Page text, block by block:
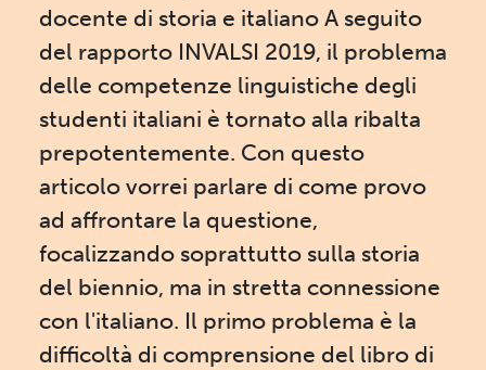
docente di storia e italiano A seguito
del rapporto INVALSI 2019, il problema
delle competenze linguistiche degli
studenti italiani è tornato alla ribalta
prepotentemente. Con questo
articolo vorrei parlare di come provo
ad affrontare la questione,
focalizzando soprattutto sulla storia
del biennio, ma in stretta connessione
con l'italiano. Il primo problema è la
difficoltà di comprensione del libro di